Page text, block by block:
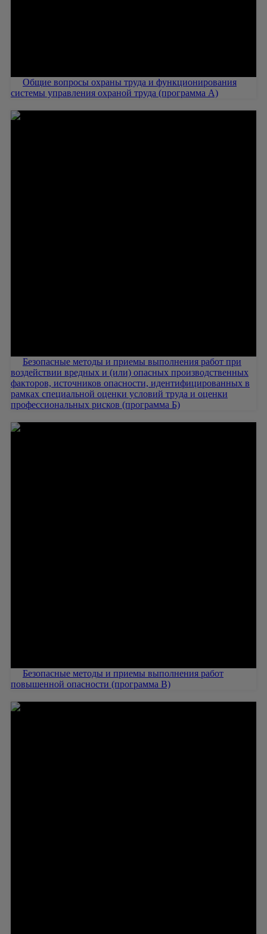
Общие вопросы охраны труда и функционирования
системы управления охраной труда (программа А)
Безопасные методы и приемы выполнения работ при
воздействии вредных и (или) опасных производственных
факторов, источников опасности, идентифицированных в
рамках специальной оценки условий труда и оценки
профессиональных рисков (программа Б)
Безопасные методы и приемы выполнения работ
повышенной опасности (программа В)